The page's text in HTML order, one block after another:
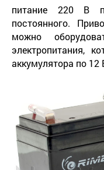
питание 220 В
постоянного.
можно
электропитания,
аккумулятора по